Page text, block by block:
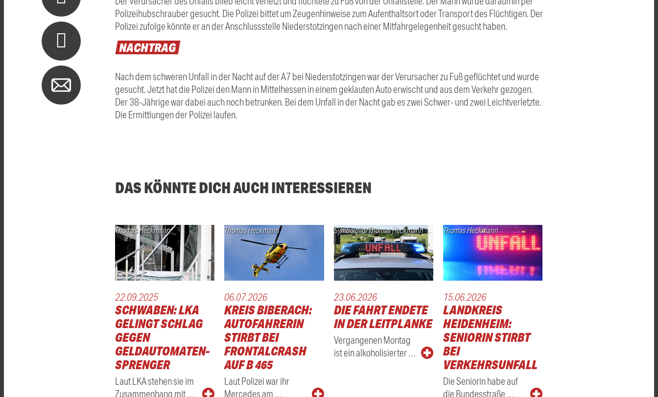
Polizeihubschrauber gesucht. Die Polizei bittet um Zeugenhinweise zum Aufenthaltsort oder Transport des Flüchtigen. Der
Polizei zufolge könnte er an der Anschlussstelle Niederstotzingen nach einer Mitfahrgelegenheit gesucht haben.
NACHTRAG
Nach dem schweren Unfall in der Nacht auf der A7 bei Niederstotzingen war der Verursacher zu Fuß geflüchtet und wurde
gesucht. Jetzt hat die Polizei den Mann in Mittelhessen in einem geklauten Auto erwischt und aus dem Verkehr gezogen.
Der 38-Jährige war dabei auch noch betrunken. Bei dem Unfall in der Nacht gab es zwei Schwer- und zwei Leichtverletzte.
Die Ermittlungen der Polizei laufen.
DAS KÖNNTE DICH AUCH INTERESSIEREN
Thomas Heckmann
22.09.2025
SCHWABEN: LKA
GELINGT SCHLAG
GEGEN
GELDAUTOMATEN-
SPRENGER
Laut LKA stehen sie im
Zusammenhang mit …
Thomas Heckmann
06.07.2026
KREIS BIBERACH:
AUTOFAHRERIN
STIRBT BEI
FRONTALCRASH
AUF B 465
Laut Polizei war ihr
Mercedes am …
Symbolbild/Thomas Heckmann
23.06.2026
DIE FAHRT ENDETE
IN DER LEITPLANKE
Vergangenen Montag
ist ein alkoholisierter …
Thomas Heckmann
15.06.2026
LANDKREIS
HEIDENHEIM:
SENIORIN STIRBT
BEI
VERKEHRSUNFALL
Die Seniorin habe auf
die Bundesstraße …